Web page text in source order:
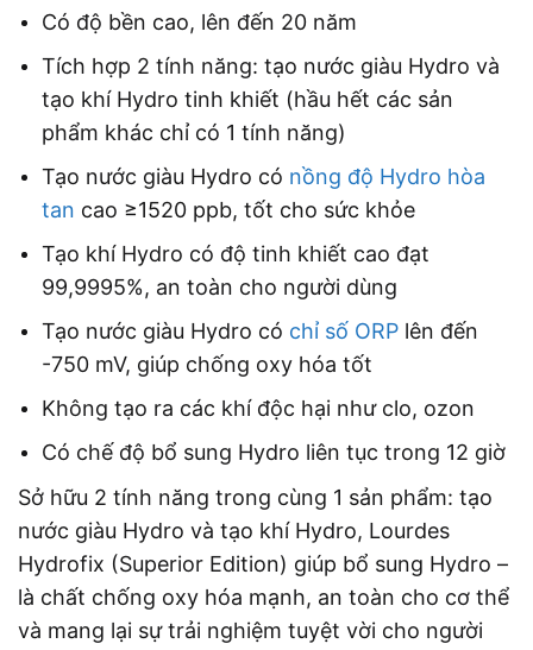
Có độ bền cao, lên đến 20 năm
Tích hợp 2 tính năng: tạo nước giàu Hydro và
tạo khí Hydro tinh khiết (hầu hết các sản
phẩm khác chỉ có 1 tính năng)
Tạo nước giàu Hydro có nồng độ Hydro hòa
tan cao ≥1520 ppb, tốt cho sức khỏe
Tạo khí Hydro có độ tinh khiết cao đạt
99,9995%, an toàn cho người dùng
Tạo nước giàu Hydro có chỉ số ORPlên đến
-750 mV, giúp chống oxy hóa tốt
Không tạo ra các khí độc hại như clo, ozon
Có chế độ bổ sung Hydro liên tục trong 12 giờ
Sở hữu 2 tính năng trong cùng 1 sản phẩm: tạo
nước giàu Hydro và tạo khí Hydro, Lourdes
Hydrofix (Superior Edition) giúp bổ sung Hydro –
là chất chống oxy hóa mạnh, an toàn cho cơ thể
và mang lại sự trải nghiệm tuyệt vời cho người